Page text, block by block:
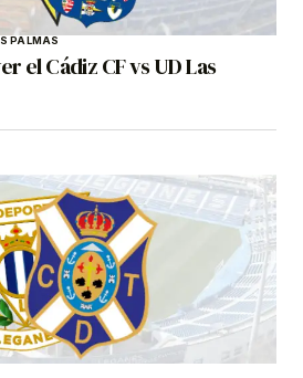
PALMAS
el Cádiz CF vs UD Las